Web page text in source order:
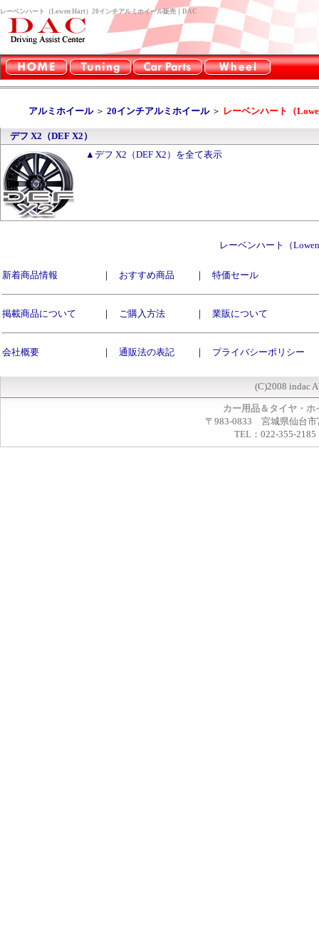
レーベンハート（Lowen Hart）20インチアルミホイール販売｜DAC
アルミホイール＞ 20インチアルミホイール＞ レーベンハート（
デフ X2（DEF X2）
▲デフ X2（DEF X2）を全て表示
レーベンハート（
新着商品情報 ｜ おすすめ商品 ｜ 特価セール
掲載商品について ｜ ご購入方法 ｜ 業販について
会社概要 ｜ 通販法の表記 ｜ プライバシーポリシー
(C)2008 indac
カー用品＆タイヤ・
〒983-0833 宮城県仙台市
TEL：022-355-